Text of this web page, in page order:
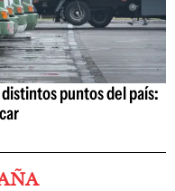
puntos del país: